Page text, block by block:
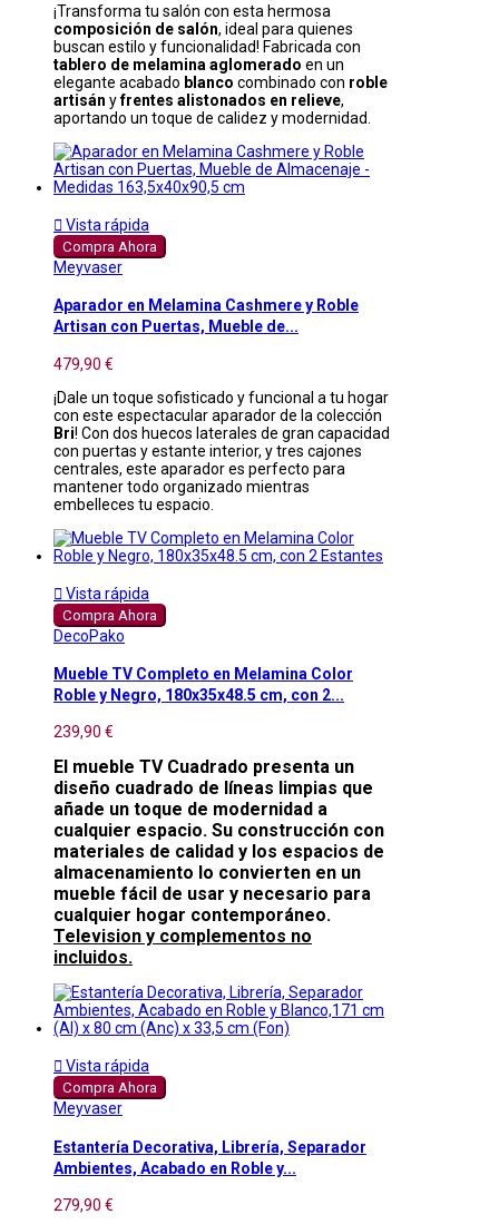
¡Transforma tu salón con esta hermosa
composición de salón, ideal para quienes
buscan estilo y funcionalidad! Fabricada con
tablero de melamina aglomerado en un
elegante acabado blanco combinado con roble
artisán yfrentes alistonados en relieve,
aportando un toque de calidez y modernidad.
 Vista rápida
Compra Ahora
Meyvaser
Aparador en Melamina Cashmere y Roble
Artisan con Puertas, Mueble de...
479,90 €
¡Dale un toque sofisticado y funcional a tu hogar
con este espectacular aparador de la colección
Bri! Con dos huecos laterales de gran capacidad
con puertas y estante interior, y tres cajones
centrales, este aparador es perfecto para
mantener todo organizado mientras
embelleces tu espacio.
 Vista rápida
Compra Ahora
DecoPako
Mueble TV Completo en Melamina Color
Roble y Negro, 180x35x48.5 cm, con 2...
239,90 €
El mueble TV Cuadrado presenta un
diseño cuadrado de líneas limpias que
añade un toque de modernidad a
cualquier espacio. Su construcción con
materiales de calidad y los espacios de
almacenamiento lo convierten en un
mueble fácil de usar y necesario para
cualquier hogar contemporáneo.
Television y complementos no
incluidos.
 Vista rápida
Compra Ahora
Meyvaser
Estantería Decorativa, Librería, Separador
Ambientes, Acabado en Roble y...
279,90 €